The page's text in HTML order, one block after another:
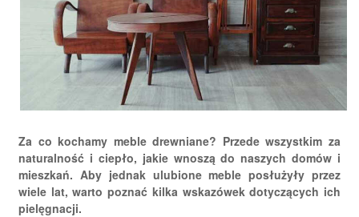
Za co kochamy meble drewniane? Przede wszystkim za
naturalność i ciepło, jakie wnoszą do naszych domów i
mieszkań. Aby jednak ulubione meble posłużyły przez
wiele lat, warto poznać kilka wskazówek dotyczących ich
pielęgnacji.